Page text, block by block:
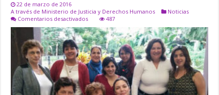
22 de marzo de 2016
A través de Ministerio de Justicia y Derechos Humanos
Noticias
Comentarios desactivadosen
El
Observatorio
de
Violencia
Contra
las
Mujeres
participó
de
la
487